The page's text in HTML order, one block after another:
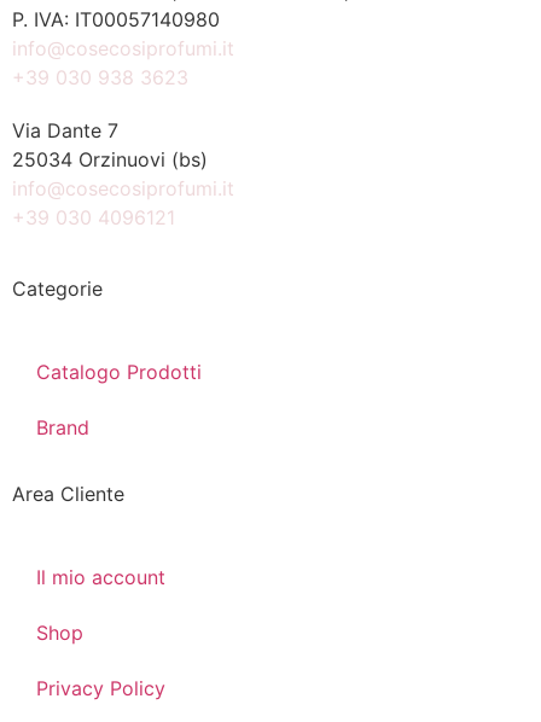
P. IVA: IT00057140980
info@cosecosiprofumi.it
+39 030 938 3623
Via Dante 7
25034 Orzinuovi (bs)
info@cosecosiprofumi.it
+39 030 4096121
Categorie
Catalogo Prodotti
Brand
Area Cliente
Il mio account
Shop
Privacy Policy